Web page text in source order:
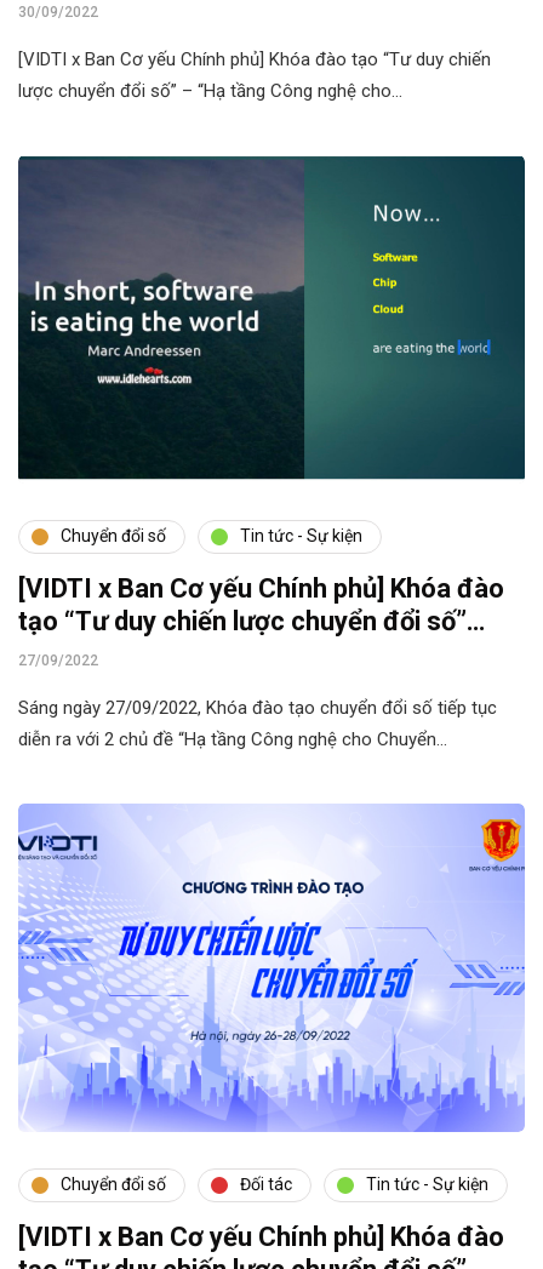
30/09/2022
[VIDTI x Ban Cơ yếu Chính phủ] Khóa đào tạo “Tư duy chiến
lược chuyển đổi số” – “Hạ tầng Công nghệ cho…
Chuyển đổi số Tin tức - Sự kiện
[VIDTI x Ban Cơ yếu Chính phủ] Khóa đào
tạo “Tư duy chiến lược chuyển đổi số”
ngày 27/09/2022
27/09/2022
Sáng ngày 27/09/2022, Khóa đào tạo chuyển đổi số tiếp tục
diễn ra với 2 chủ đề “Hạ tầng Công nghệ cho Chuyển…
Chuyển đổi số Đối tác Tin tức - Sự kiện
[VIDTI x Ban Cơ yếu Chính phủ] Khóa đào